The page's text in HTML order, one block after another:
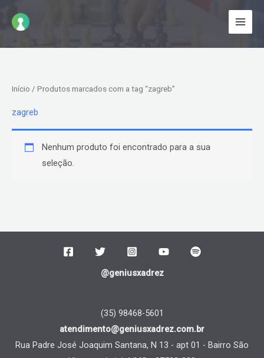
para
Início / Produtos marcados com a tag “zagreb”
zagreb
Nenhum produto foi encontrado para a sua
seleção.
@geniusxadrez
(35) 98468-5601
atendimento@geniusxadrez.com.br
Rua Padre José Joaquim Santana, N 13 - apt 01 - Bairro São